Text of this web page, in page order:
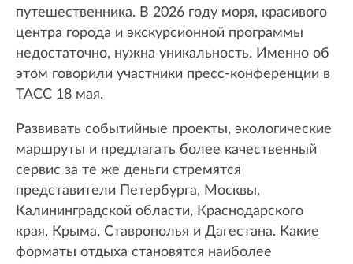
путешественника. В 2026 году моря, красивого
центра города и экскурсионной программы
недостаточно, нужна уникальность. Именно об
этом говорили участники пресс-конференции в
ТАСС 18 мая.
Развивать событийные проекты, экологические
маршруты и предлагать более качественный
сервис за те же деньги стремятся
представители Петербурга, Москвы,
Калининградской области, Краснодарского
края, Крыма, Ставрополья и Дагестана. Какие
форматы отдыха становятся наиболее